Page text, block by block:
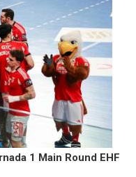
1 Main Round EHF